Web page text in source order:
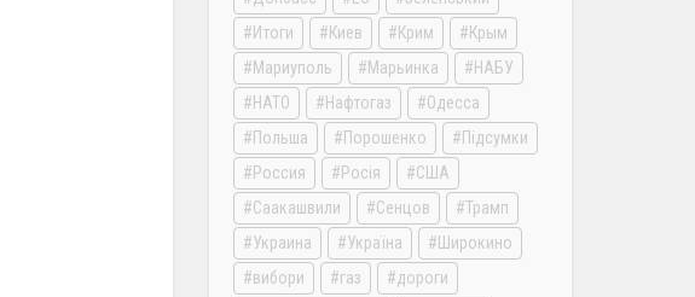
Итоги
Киев Крим
Крым
Мариуполь
Марьинка
НАБУ
НАТО
Нафтогаз
Одесса
Польша
Порошенко
Підсумки
Россия
Росія
США
Саакашвили
Сенцов
Трамп
Украина
Україна
Широкино
вибори
газ
дороги